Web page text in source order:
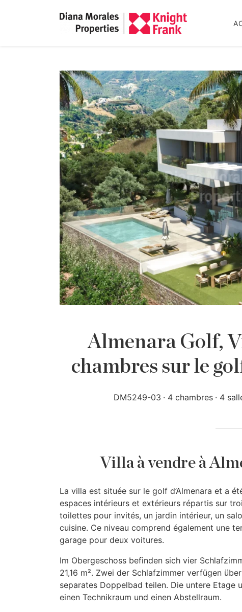
Almenara Golf,
chambres sur le
DM5249-03 4 chambres 4
Villa à vendre à
La villa est située sur le golf d’Almenara et a
espaces intérieurs et extérieurs répartis sur
toilettes pour invités, un jardin intérieur, un
cuisine. Ce niveau comprend également une
garage pour deux voitures.
Im Obergeschoss befinden sich vier
21,16 m². Zwei der Schlafzimmer verfügen
separates Doppelbad teilen. Die untere Etage
einen Technikraum und einen Abstellraum.